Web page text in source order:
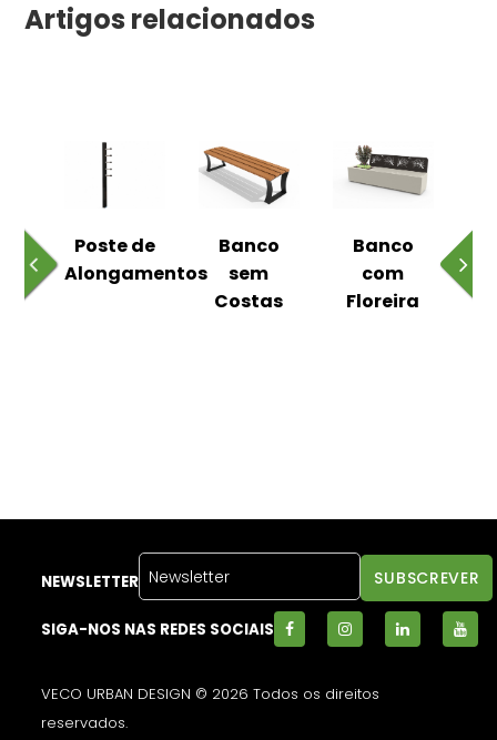
Artigos relacionados
Poste de
Alongamentos
Banco
sem
Costas
Banco
com
Floreira
NEWSLETTER
SIGA-NOS NAS REDES SOCIAIS
VECO URBAN DESIGN © 2026 Todos os direitos
reservados.